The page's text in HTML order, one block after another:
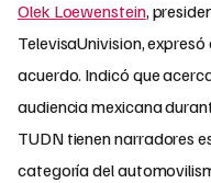
Olek Loewenstein,
TelevisaUnivision,
acuerdo. Indicó que
audiencia mexicana
TUDN tienen narradores
categoría del